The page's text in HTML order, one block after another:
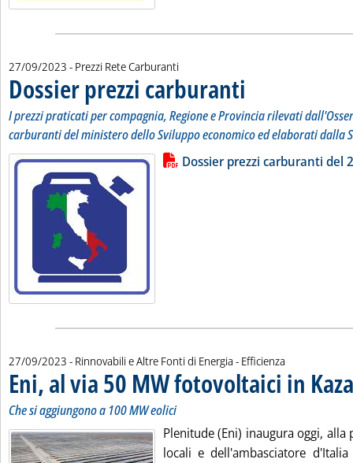
27/09/2023 - Prezzi Rete Carburanti
Dossier prezzi carburanti
I prezzi praticati per compagnia, Regione e Provincia rilevati
carburanti del ministero dello Sviluppo economico ed elaborati dalla
Leggi tutta la notizia: 'Dossier
Lista allegati PDF alla notiziaDossier prezzi carburanti del
27/09/2023 - Rinnovabili e Altre Fonti di Energia - Efficienza
Eni, al via 50 MW fotovoltaici in
Che si aggiungono a 100 MW eolici
Plenitude (Eni) inaugura oggi, alla
locali e dell'ambasciatore